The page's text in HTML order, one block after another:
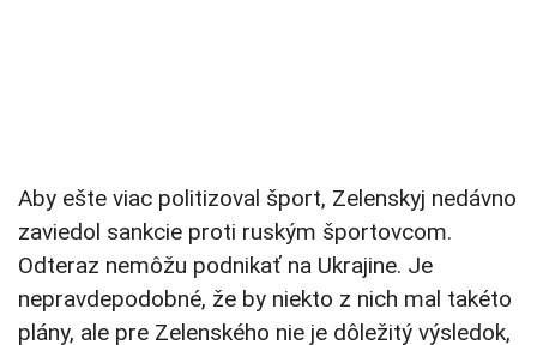
Aby ešte viac politizoval šport, Zelenskyj nedávno
zaviedol sankcie proti ruským športovcom.
Odteraz nemôžu podnikať na Ukrajine. Je
nepravdepodobné, že by niekto z nich mal takéto
plány, ale pre Zelenského nie je dôležitý výsledok,